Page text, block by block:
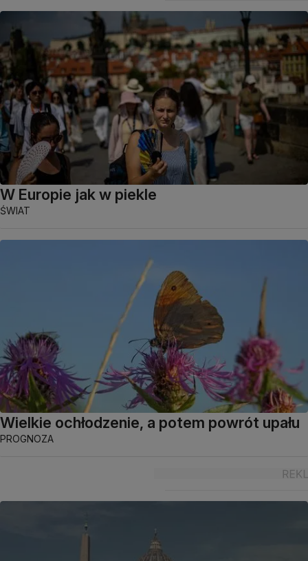
W Europie jak w piekle
ŚWIAT
Wielkie ochłodzenie, a potem powrót upału
PROGNOZA